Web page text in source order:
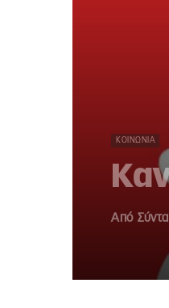
ΚΟΙΝΩΝΊΑ
Από